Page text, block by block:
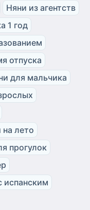
Няни из агентств
1 год
отпуска
для мальчика
на лето
прогулок
испанским